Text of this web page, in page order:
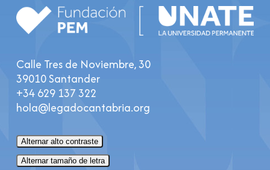
Calle Tres de Noviembre, 30
39010 Santander
+34 629 137 322
hola@legadocantabria.org
Alternar alto contraste
Alternar tamaño de letra